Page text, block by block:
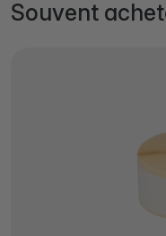
Souvent